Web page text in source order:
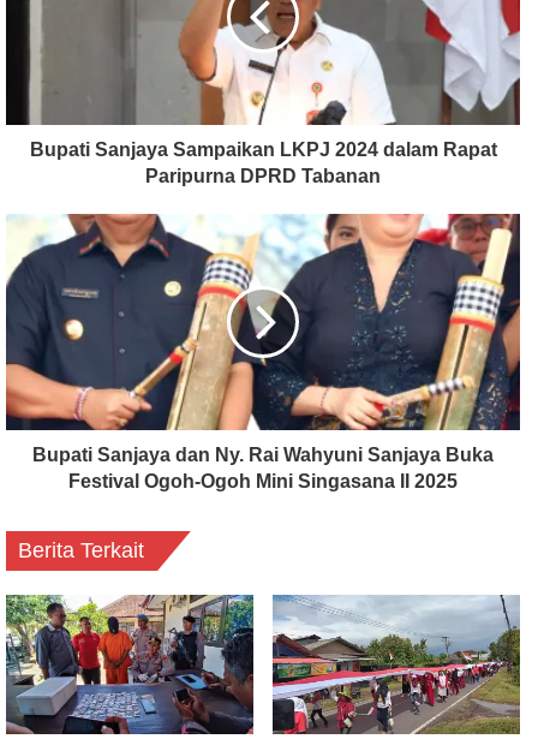
Bupati Sanjaya Sampaikan LKPJ 2024 dalam Rapat
Paripurna DPRD Tabanan
Bupati Sanjaya dan Ny. Rai Wahyuni Sanjaya Buka
Festival Ogoh-Ogoh Mini Singasana II 2025
Berita Terkait